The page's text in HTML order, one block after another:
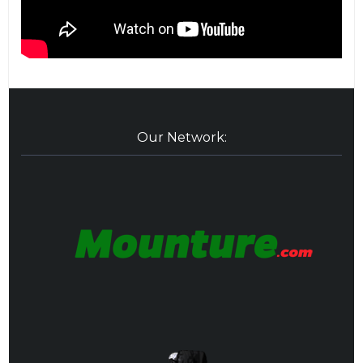
Our Network: